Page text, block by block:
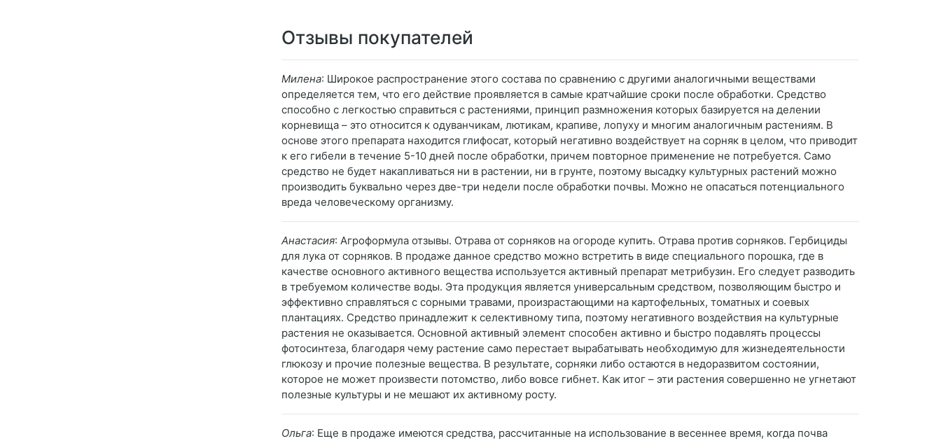
Отзывы покупателей
Милена: Широкое распространение этого состава по сравнению с другими аналогичными веществами
определяется тем, что его действие проявляется в самые кратчайшие сроки после обработки. Средство
способно с легкостью справиться с растениями, принцип размножения которых базируется на делении
корневища – это относится к одуванчикам, лютикам, крапиве, лопуху и многим аналогичным растениям. В
основе этого препарата находится глифосат, который негативно воздействует на сорняк в целом, что приводит
к его гибели в течение 5-10 дней после обработки, причем повторное применение не потребуется. Само
средство не будет накапливаться ни в растении, ни в грунте, поэтому высадку культурных растений можно
производить буквально через две-три недели после обработки почвы. Можно не опасаться потенциального
вреда человеческому организму.
Анастасия: Агроформула отзывы. Отрава от сорняков на огороде купить. Отрава против сорняков. Гербициды
для лука от сорняков. В продаже данное средство можно встретить в виде специального порошка, где в
качестве основного активного вещества используется активный препарат метрибузин. Его следует разводить
в требуемом количестве воды. Эта продукция является универсальным средством, позволяющим быстро и
эффективно справляться с сорными травами, произрастающими на картофельных, томатных и соевых
плантациях. Средство принадлежит к селективному типа, поэтому негативного воздействия на культурные
растения не оказывается. Основной активный элемент способен активно и быстро подавлять процессы
фотосинтеза, благодаря чему растение само перестает вырабатывать необходимую для жизнедеятельности
глюкозу и прочие полезные вещества. В результате, сорняки либо остаются в недоразвитом состоянии,
которое не может произвести потомство, либо вовсе гибнет. Как итог – эти растения совершенно не угнетают
полезные культуры и не мешают их активному росту.
Ольга: Еще в продаже имеются средства, рассчитанные на использование в весеннее время, когда почва